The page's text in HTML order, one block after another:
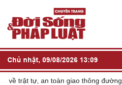
Chủ nhật, 09/08/2026 13:09
trật tự, an toàn giao thông đường bộ